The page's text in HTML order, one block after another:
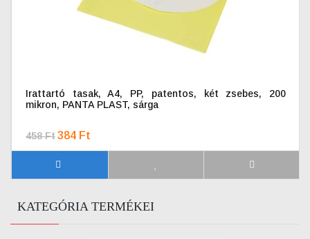
Irattartó tasak, A4, PP, patentos, két zsebes, 200
mikron, PANTA PLAST, sárga
458 Ft384 Ft
KATEGÓRIA TERMÉKEI